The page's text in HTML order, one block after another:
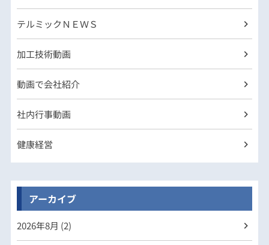
テルミックＮＥＷＳ
加工技術動画
動画で会社紹介
社内行事動画
健康経営
アーカイブ
2026年8月 (2)